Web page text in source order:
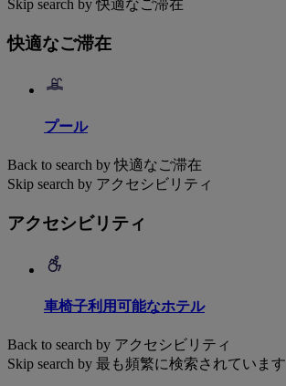
Skip search by 快適なご滞在
快適なご滞在
プール
Back to search by 快適なご滞在
Skip search by アクセシビリティ
アクセシビリティ
車椅子利用可能なホテル
Back to search by アクセシビリティ
Skip search by 最も頻繁に検索されています